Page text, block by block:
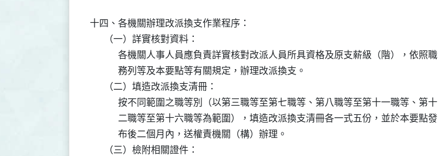
十四、各機關辦理改派換支作業程序：
      （一）詳實核對資料：
            各機關人事人員應負責詳實核對改派人員所具資格及原支薪級（階），依照職
            務列等及本要點等有關規定，辦理改派換支。
      （二）填造改派換支清冊：
            按不同範圍之職等別（以第三職等至第七職等、第八職等至第十一職等、第十
            二職等至第十六職等為範圍），填造改派換支清冊各一式五份，並於本要點發
            布後二個月內，送權責機關（構）辦理。
      （三）檢附相關證件：